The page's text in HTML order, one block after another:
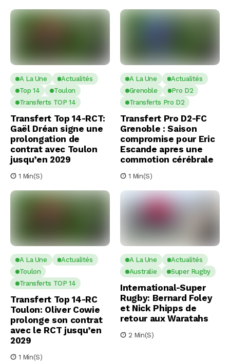
A La Une
Actualités
Top 14
Toulon
Transferts TOP 14
Transfert Top 14-RCT:
Gaël Dréan signe une
prolongation de
contrat avec Toulon
jusqu’en 2029
1 Min(s)
A La Une
Actualités
Grenoble
Pro D2
Transferts Pro D2
Transfert Pro D2-FC
Grenoble : Saison
compromise pour Eric
Escande apres une
commotion cérébrale
1 Min(s)
A La Une
Actualités
Toulon
Transferts TOP 14
Transfert Top 14-RC
Toulon: Oliver Cowie
prolonge son contrat
avec le RCT jusqu’en
2029
1 Min(s)
A La Une
Actualités
Australie
Super Rugby
International-Super
Rugby: Bernard Foley
et Nick Phipps de
retour aux Waratahs
2 Min(s)